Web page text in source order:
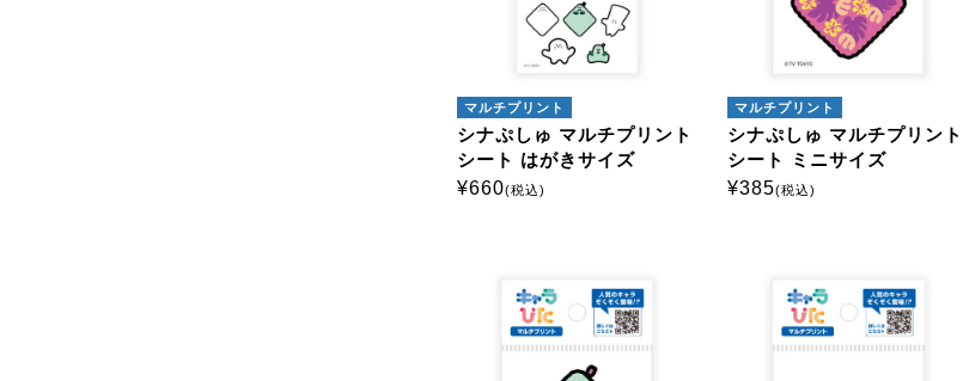
マルチプリント
シナぷしゅ マルチプリント
シート はがきサイズ
¥660(税込)
マルチプリント
シナぷしゅ マルチプリント
シート ミニサイズ
¥385(税込)